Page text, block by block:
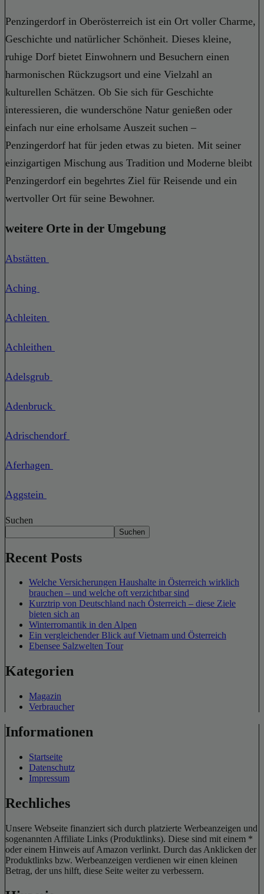
Penzingerdorf in Oberösterreich ist ein Ort voller Charme,
Geschichte und natürlicher Schönheit. Dieses kleine,
ruhige Dorf bietet Einwohnern und Besuchern einen
harmonischen Rückzugsort und eine Vielzahl an
kulturellen Schätzen. Ob Sie sich für Geschichte
interessieren, die wunderschöne Natur genießen oder
einfach nur eine erholsame Auszeit suchen –
Penzingerdorf hat für jeden etwas zu bieten. Mit seiner
einzigartigen Mischung aus Tradition und Moderne bleibt
Penzingerdorf ein begehrtes Ziel für Reisende und ein
wertvoller Ort für seine Bewohner.
weitere Orte in der Umgebung
Abstätten
Aching
Achleiten
Achleithen
Adelsgrub
Adenbruck
Adrischendorf
Aferhagen
Aggstein
Suchen
Suchen
Recent Posts
Welche Versicherungen Haushalte in Österreich wirklich
brauchen – und welche oft verzichtbar sind
Kurztrip von Deutschland nach Österreich – diese Ziele
bieten sich an
Winterromantik in den Alpen
Ein vergleichender Blick auf Vietnam und Österreich
Ebensee Salzwelten Tour
Kategorien
Magazin
Verbraucher
Informationen
Startseite
Datenschutz
Impressum
Rechliches
Unsere Webseite finanziert sich durch platzierte Werbeanzeigen und
sogenannten Affiliate Links (Produktlinks). Diese sind mit einem *
oder einem Hinweis auf Amazon verlinkt. Durch das Anklicken der
Produktlinks bzw. Werbeanzeigen verdienen wir einen kleinen
Betrag, der uns hilft, diese Seite weiter zu verbessern.